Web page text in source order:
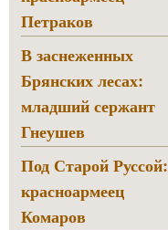
Петраков
В заснеженных
Брянских лесах:
младший сержант
Гнеушев
Под Старой Руссой:
красноармеец
Комаров